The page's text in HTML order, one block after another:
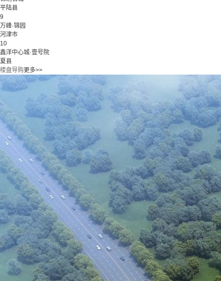
平陆县
9
万峰·锦园
河津市
10
鑫洋中心城·壹号院
夏县
楼盘导购更多>>